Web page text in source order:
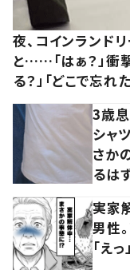
夜、コインランド
と……「はぁ？」衝
る？」「どこで忘れ
3歳
シャ
さか
るは
実家
男性
「えっ」